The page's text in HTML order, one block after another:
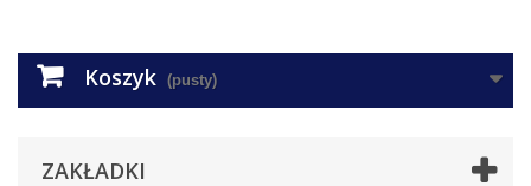
Koszyk (pusty)
ZAKŁADKI